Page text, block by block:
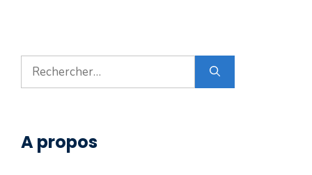
Rechercher :
A propos